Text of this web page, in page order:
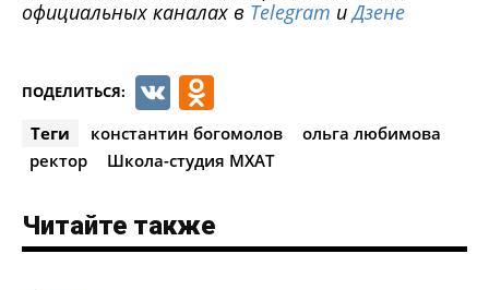
официальных каналах в Telegram иДзене
ПОДЕЛИТЬСЯ: VK
Теги константин богомолов
ольга любимова
ректор
Школа-студия МХАТ
Читайте также